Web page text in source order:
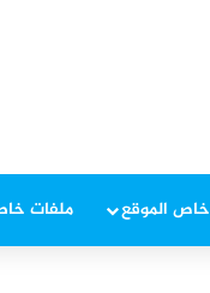
خاص الموقع ملفات